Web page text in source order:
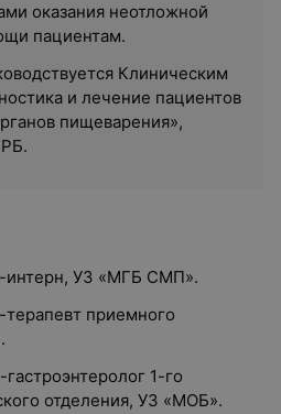
оказания неотложной
пациентам.
Клиническим
и лечение пациентов
пищеварения»,
интерн, УЗ «МГБ СМП».
приемного
1-го
отделения, УЗ «МОБ».